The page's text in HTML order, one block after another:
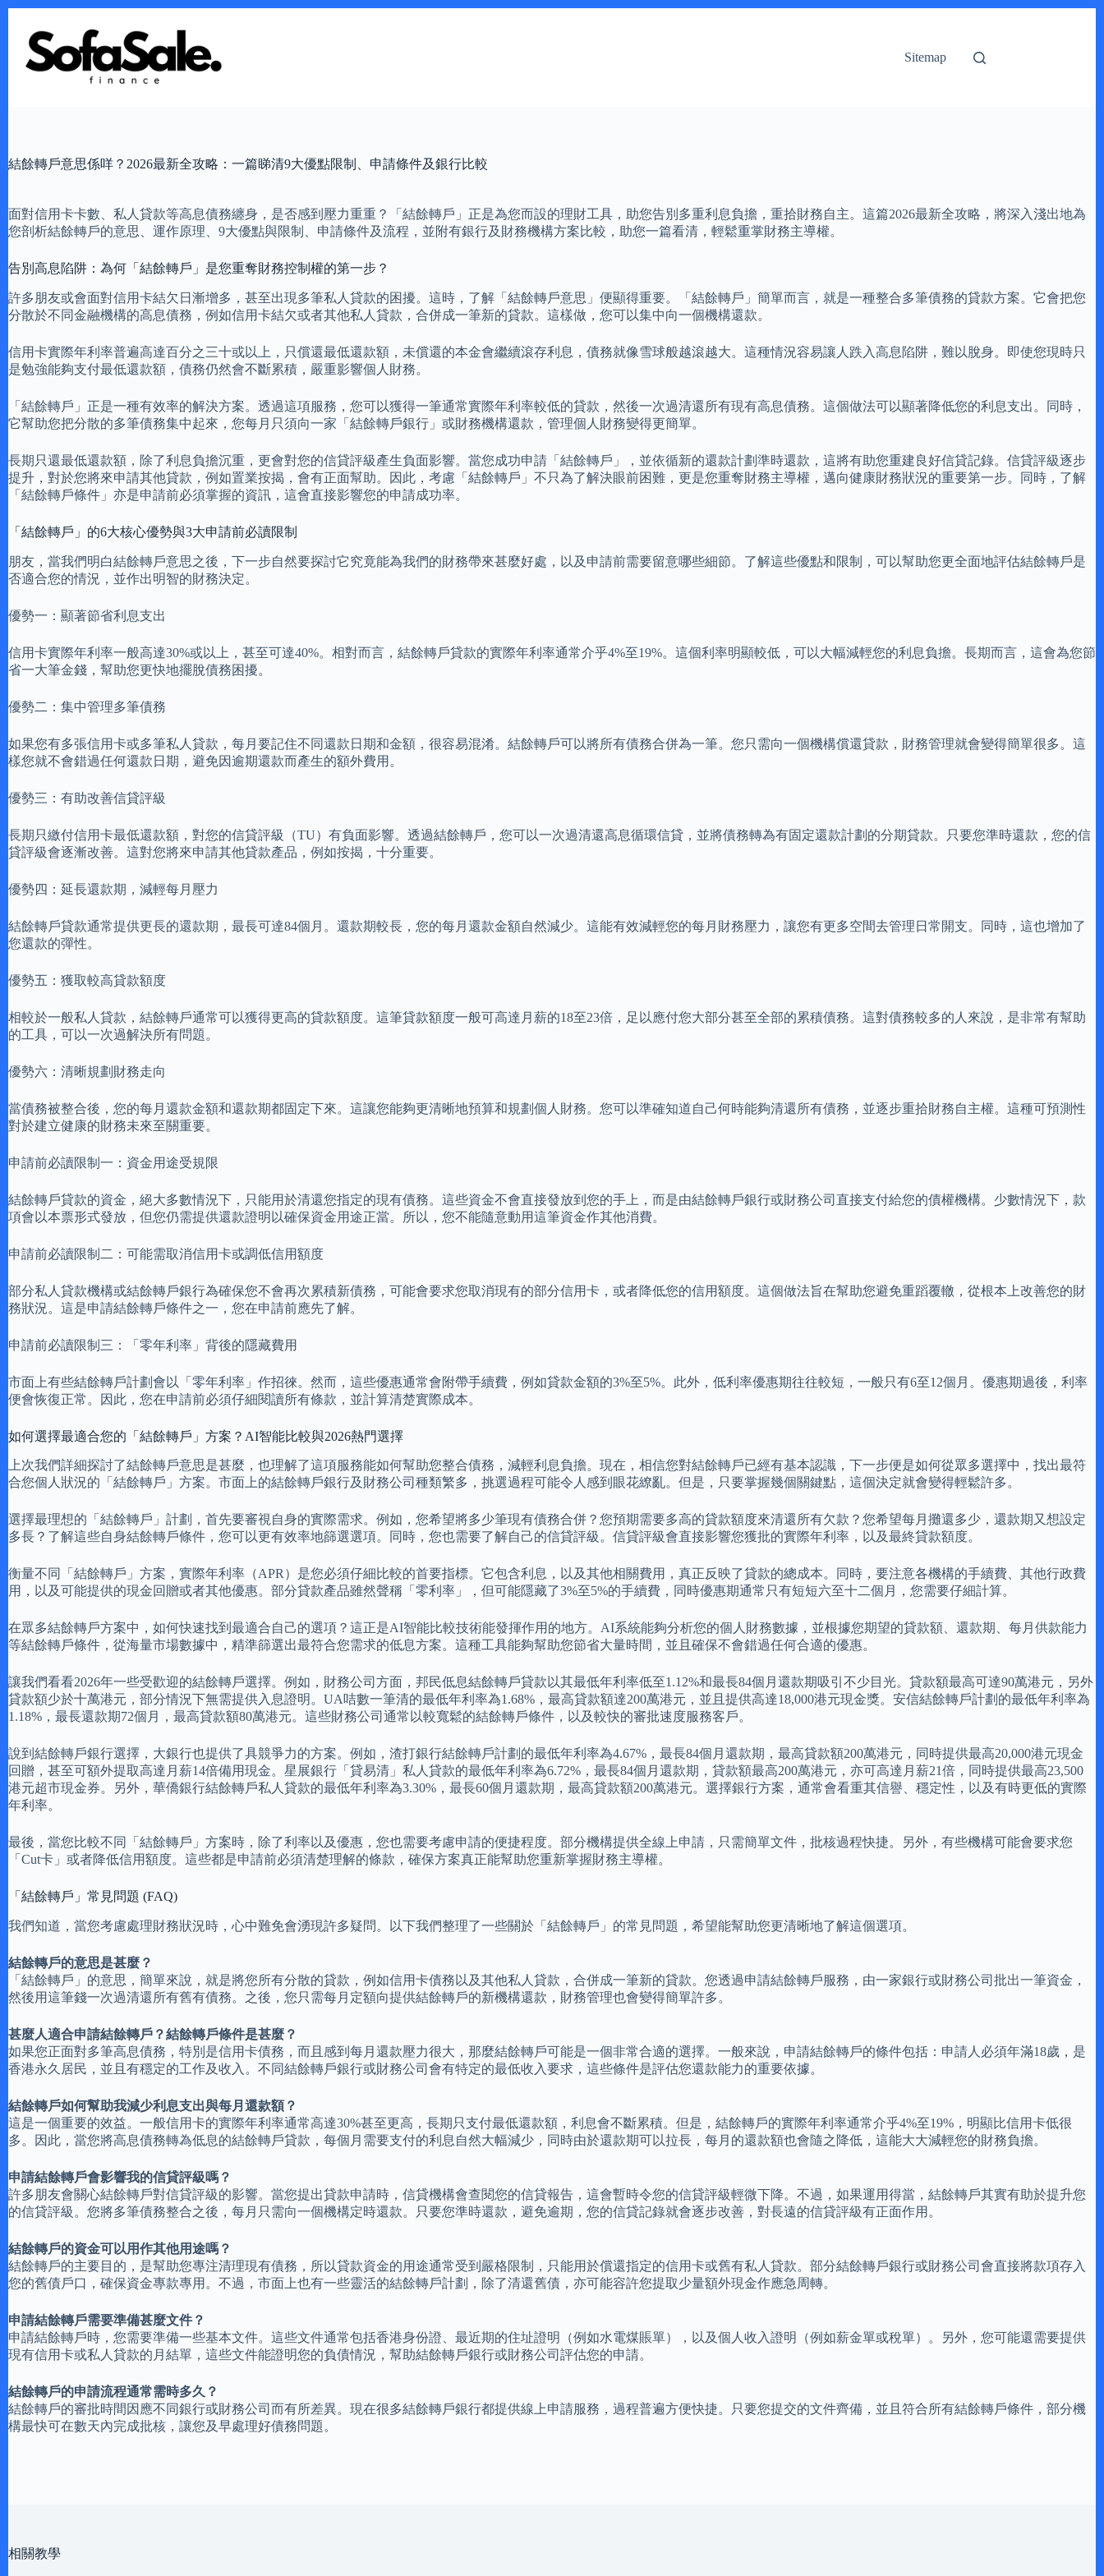
content
Sitemap
結餘轉戶意思係咩？2026最新全攻略：一篇睇清9大優點限制、申請條件及銀行比較
面對信用卡卡數、私人貸款等高息債務纏身，是否感到壓力重重？「結餘轉戶」正是為您而設的理財工具，助您告別多重利息負擔，重拾財務自主。這篇2026最新全攻略，將深入淺出地為
您剖析結餘轉戶的意思、運作原理、9大優點與限制、申請條件及流程，並附有銀行及財務機構方案比較，助您一篇看清，輕鬆重掌財務主導權。
告別高息陷阱：為何「結餘轉戶」是您重奪財務控制權的第一步？
許多朋友或會面對信用卡結欠日漸增多，甚至出現多筆私人貸款的困擾。這時，了解「結餘轉戶意思」便顯得重要。「結餘轉戶」簡單而言，就是一種整合多筆債務的貸款方案。它會把您
分散於不同金融機構的高息債務，例如信用卡結欠或者其他私人貸款，合併成一筆新的貸款。這樣做，您可以集中向一個機構還款。
信用卡實際年利率普遍高達百分之三十或以上，只償還最低還款額，未償還的本金會繼續滾存利息，債務就像雪球般越滾越大。這種情況容易讓人跌入高息陷阱，難以脫身。即使您現時只
是勉強能夠支付最低還款額，債務仍然會不斷累積，嚴重影響個人財務。
「結餘轉戶」正是一種有效率的解決方案。透過這項服務，您可以獲得一筆通常實際年利率較低的貸款，然後一次過清還所有現有高息債務。這個做法可以顯著降低您的利息支出。同時，
它幫助您把分散的多筆債務集中起來，您每月只須向一家「結餘轉戶銀行」或財務機構還款，管理個人財務變得更簡單。
長期只還最低還款額，除了利息負擔沉重，更會對您的信貸評級產生負面影響。當您成功申請「結餘轉戶」，並依循新的還款計劃準時還款，這將有助您重建良好信貸記錄。信貸評級逐步
提升，對於您將來申請其他貸款，例如置業按揭，會有正面幫助。因此，考慮「結餘轉戶」不只為了解決眼前困難，更是您重奪財務主導權，邁向健康財務狀況的重要第一步。同時，了解
「結餘轉戶條件」亦是申請前必須掌握的資訊，這會直接影響您的申請成功率。
「結餘轉戶」的6大核心優勢與3大申請前必讀限制
朋友，當我們明白結餘轉戶意思之後，下一步自然要探討它究竟能為我們的財務帶來甚麼好處，以及申請前需要留意哪些細節。了解這些優點和限制，可以幫助您更全面地評估結餘轉戶是
否適合您的情況，並作出明智的財務決定。
優勢一：顯著節省利息支出
信用卡實際年利率一般高達30%或以上，甚至可達40%。相對而言，結餘轉戶貸款的實際年利率通常介乎4%至19%。這個利率明顯較低，可以大幅減輕您的利息負擔。長期而言，這會為您節
省一大筆金錢，幫助您更快地擺脫債務困擾。
優勢二：集中管理多筆債務
如果您有多張信用卡或多筆私人貸款，每月要記住不同還款日期和金額，很容易混淆。結餘轉戶可以將所有債務合併為一筆。您只需向一個機構償還貸款，財務管理就會變得簡單很多。這
樣您就不會錯過任何還款日期，避免因逾期還款而產生的額外費用。
優勢三：有助改善信貸評級
長期只繳付信用卡最低還款額，對您的信貸評級（TU）有負面影響。透過結餘轉戶，您可以一次過清還高息循環信貸，並將債務轉為有固定還款計劃的分期貸款。只要您準時還款，您的信
貸評級會逐漸改善。這對您將來申請其他貸款產品，例如按揭，十分重要。
優勢四：延長還款期，減輕每月壓力
結餘轉戶貸款通常提供更長的還款期，最長可達84個月。還款期較長，您的每月還款金額自然減少。這能有效減輕您的每月財務壓力，讓您有更多空間去管理日常開支。同時，這也增加了
您還款的彈性。
優勢五：獲取較高貸款額度
相較於一般私人貸款，結餘轉戶通常可以獲得更高的貸款額度。這筆貸款額度一般可高達月薪的18至23倍，足以應付您大部分甚至全部的累積債務。這對債務較多的人來說，是非常有幫助
的工具，可以一次過解決所有問題。
優勢六：清晰規劃財務走向
當債務被整合後，您的每月還款金額和還款期都固定下來。這讓您能夠更清晰地預算和規劃個人財務。您可以準確知道自己何時能夠清還所有債務，並逐步重拾財務自主權。這種可預測性
對於建立健康的財務未來至關重要。
申請前必讀限制一：資金用途受規限
結餘轉戶貸款的資金，絕大多數情況下，只能用於清還您指定的現有債務。這些資金不會直接發放到您的手上，而是由結餘轉戶銀行或財務公司直接支付給您的債權機構。少數情況下，款
項會以本票形式發放，但您仍需提供還款證明以確保資金用途正當。所以，您不能隨意動用這筆資金作其他消費。
申請前必讀限制二：可能需取消信用卡或調低信用額度
部分私人貸款機構或結餘轉戶銀行為確保您不會再次累積新債務，可能會要求您取消現有的部分信用卡，或者降低您的信用額度。這個做法旨在幫助您避免重蹈覆轍，從根本上改善您的財
務狀況。這是申請結餘轉戶條件之一，您在申請前應先了解。
申請前必讀限制三：「零年利率」背後的隱藏費用
市面上有些結餘轉戶計劃會以「零年利率」作招徠。然而，這些優惠通常會附帶手續費，例如貸款金額的3%至5%。此外，低利率優惠期往往較短，一般只有6至12個月。優惠期過後，利率
便會恢復正常。因此，您在申請前必須仔細閱讀所有條款，並計算清楚實際成本。
如何選擇最適合您的「結餘轉戶」方案？AI智能比較與2026熱門選擇
上次我們詳細探討了結餘轉戶意思是甚麼，也理解了這項服務能如何幫助您整合債務，減輕利息負擔。現在，相信您對結餘轉戶已經有基本認識，下一步便是如何從眾多選擇中，找出最符
合您個人狀況的「結餘轉戶」方案。市面上的結餘轉戶銀行及財務公司種類繁多，挑選過程可能令人感到眼花繚亂。但是，只要掌握幾個關鍵點，這個決定就會變得輕鬆許多。
選擇最理想的「結餘轉戶」計劃，首先要審視自身的實際需求。例如，您希望將多少筆現有債務合併？您預期需要多高的貸款額度來清還所有欠款？您希望每月攤還多少，還款期又想設定
多長？了解這些自身結餘轉戶條件，您可以更有效率地篩選選項。同時，您也需要了解自己的信貸評級。信貸評級會直接影響您獲批的實際年利率，以及最終貸款額度。
衡量不同「結餘轉戶」方案，實際年利率（APR）是您必須仔細比較的首要指標。它包含利息，以及其他相關費用，真正反映了貸款的總成本。同時，要注意各機構的手續費、其他行政費
用，以及可能提供的現金回贈或者其他優惠。部分貸款產品雖然聲稱「零利率」，但可能隱藏了3%至5%的手續費，同時優惠期通常只有短短六至十二個月，您需要仔細計算。
在眾多結餘轉戶方案中，如何快速找到最適合自己的選項？這正是AI智能比較技術能發揮作用的地方。AI系統能夠分析您的個人財務數據，並根據您期望的貸款額、還款期、每月供款能力
等結餘轉戶條件，從海量市場數據中，精準篩選出最符合您需求的低息方案。這種工具能夠幫助您節省大量時間，並且確保不會錯過任何合適的優惠。
讓我們看看2026年一些受歡迎的結餘轉戶選擇。例如，財務公司方面，邦民低息結餘轉戶貸款以其最低年利率低至1.12%和最長84個月還款期吸引不少目光。貸款額最高可達90萬港元，另外
貸款額少於十萬港元，部分情況下無需提供入息證明。UA咭數一筆清的最低年利率為1.68%，最高貸款額達200萬港元，並且提供高達18,000港元現金獎。安信結餘轉戶計劃的最低年利率為
1.18%，最長還款期72個月，最高貸款額80萬港元。這些財務公司通常以較寬鬆的結餘轉戶條件，以及較快的審批速度服務客戶。
說到結餘轉戶銀行選擇，大銀行也提供了具競爭力的方案。例如，渣打銀行結餘轉戶計劃的最低年利率為4.67%，最長84個月還款期，最高貸款額200萬港元，同時提供最高20,000港元現金
回贈，甚至可額外提取高達月薪14倍備用現金。星展銀行「貸易清」私人貸款的最低年利率為6.72%，最長84個月還款期，貸款額最高200萬港元，亦可高達月薪21倍，同時提供最高23,500
港元超市現金券。另外，華僑銀行結餘轉戶私人貸款的最低年利率為3.30%，最長60個月還款期，最高貸款額200萬港元。選擇銀行方案，通常會看重其信譽、穩定性，以及有時更低的實際
年利率。
最後，當您比較不同「結餘轉戶」方案時，除了利率以及優惠，您也需要考慮申請的便捷程度。部分機構提供全線上申請，只需簡單文件，批核過程快捷。另外，有些機構可能會要求您
「Cut卡」或者降低信用額度。這些都是申請前必須清楚理解的條款，確保方案真正能幫助您重新掌握財務主導權。
「結餘轉戶」常見問題 (FAQ)
我們知道，當您考慮處理財務狀況時，心中難免會湧現許多疑問。以下我們整理了一些關於「結餘轉戶」的常見問題，希望能幫助您更清晰地了解這個選項。
結餘轉戶的意思是甚麼？
「結餘轉戶」的意思，簡單來說，就是將您所有分散的貸款，例如信用卡債務以及其他私人貸款，合併成一筆新的貸款。您透過申請結餘轉戶服務，由一家銀行或財務公司批出一筆資金，
然後用這筆錢一次過清還所有舊有債務。之後，您只需每月定額向提供結餘轉戶的新機構還款，財務管理也會變得簡單許多。
甚麼人適合申請結餘轉戶？結餘轉戶條件是甚麼？
如果您正面對多筆高息債務，特別是信用卡債務，而且感到每月還款壓力很大，那麼結餘轉戶可能是一個非常合適的選擇。一般來說，申請結餘轉戶的條件包括：申請人必須年滿18歲，是
香港永久居民，並且有穩定的工作及收入。不同結餘轉戶銀行或財務公司會有特定的最低收入要求，這些條件是評估您還款能力的重要依據。
結餘轉戶如何幫助我減少利息支出與每月還款額？
這是一個重要的效益。一般信用卡的實際年利率通常高達30%甚至更高，長期只支付最低還款額，利息會不斷累積。但是，結餘轉戶的實際年利率通常介乎4%至19%，明顯比信用卡低很
多。因此，當您將高息債務轉為低息的結餘轉戶貸款，每個月需要支付的利息自然大幅減少，同時由於還款期可以拉長，每月的還款額也會隨之降低，這能大大減輕您的財務負擔。
申請結餘轉戶會影響我的信貸評級嗎？
許多朋友會關心結餘轉戶對信貸評級的影響。當您提出貸款申請時，信貸機構會查閱您的信貸報告，這會暫時令您的信貸評級輕微下降。不過，如果運用得當，結餘轉戶其實有助於提升您
的信貸評級。您將多筆債務整合之後，每月只需向一個機構定時還款。只要您準時還款，避免逾期，您的信貸記錄就會逐步改善，對長遠的信貸評級有正面作用。
結餘轉戶的資金可以用作其他用途嗎？
結餘轉戶的主要目的，是幫助您專注清理現有債務，所以貸款資金的用途通常受到嚴格限制，只能用於償還指定的信用卡或舊有私人貸款。部分結餘轉戶銀行或財務公司會直接將款項存入
您的舊債戶口，確保資金專款專用。不過，市面上也有一些靈活的結餘轉戶計劃，除了清還舊債，亦可能容許您提取少量額外現金作應急周轉。
申請結餘轉戶需要準備甚麼文件？
申請結餘轉戶時，您需要準備一些基本文件。這些文件通常包括香港身份證、最近期的住址證明（例如水電煤賬單），以及個人收入證明（例如薪金單或稅單）。另外，您可能還需要提供
現有信用卡或私人貸款的月結單，這些文件能證明您的負債情況，幫助結餘轉戶銀行或財務公司評估您的申請。
結餘轉戶的申請流程通常需時多久？
結餘轉戶的審批時間因應不同銀行或財務公司而有所差異。現在很多結餘轉戶銀行都提供線上申請服務，過程普遍方便快捷。只要您提交的文件齊備，並且符合所有結餘轉戶條件，部分機
構最快可在數天內完成批核，讓您及早處理好債務問題。
相關教學